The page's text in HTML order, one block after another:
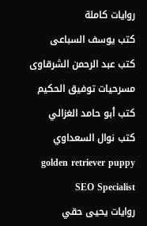
روايات كاملة
كتب يوسف السباعى
كتب عبد الرحمن الشرقاوى
مسرحيات توفيق الحكيم
كتب أبو حامد الغزالي
كتب نوال السعداوي
golden retriever puppy
SEO Specialist
روايات يحيى حقي